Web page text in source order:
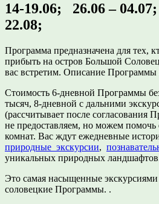
14-19.06; 26.06 –
22.08;
Программа предназначена для тех,
прибыть на остров Большой
вас встретим. Описание Программы
Стоимость 6-дневной Программы
тысяч, 8-дневной с дальними
(рассчитывает после
не предоставляем, но можем помочь
комнат. Вас ждут ежедневные
природные экскурсии,
уникальных природных
Это самая насыщенные
соловецкие Программы. .